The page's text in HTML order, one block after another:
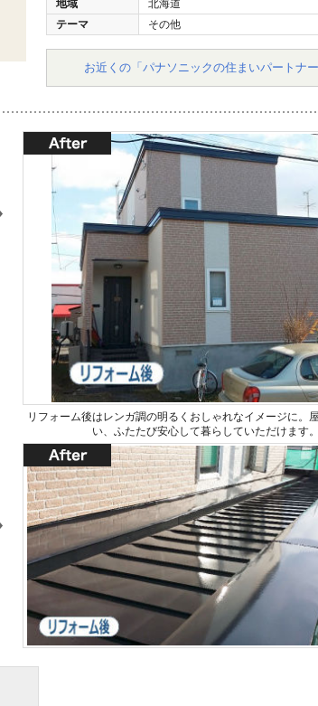
地域
北海道
テーマ
その他
お近くの「パナソニックの住まいパートナ
リフォーム後はレンガ調の明るくおしゃれなイメージに。
い、ふたたび安心して暮らしていただけます。